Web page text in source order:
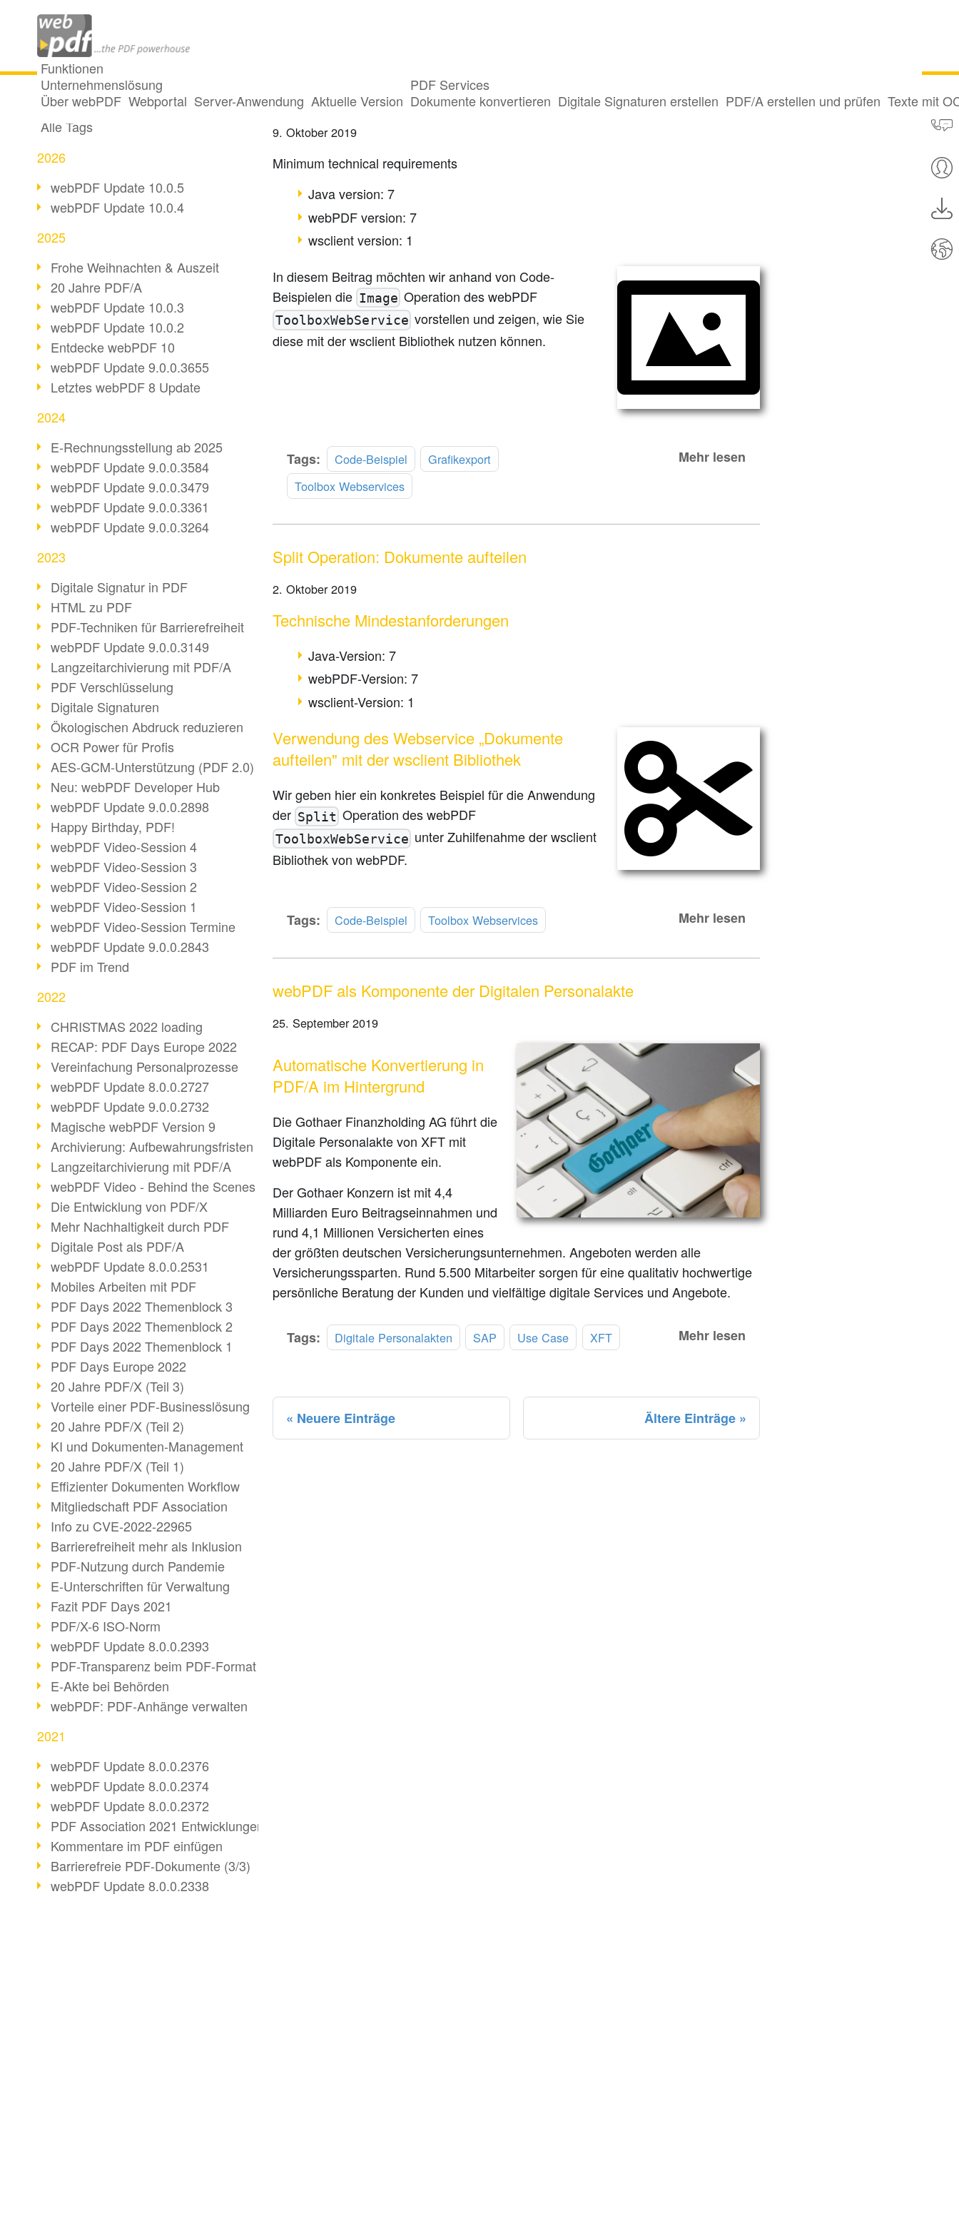
Funktionen
Unternehmenslösung
Über webPDF Webportal Server-Anwendung Aktuelle Version
PDF Services
Dokumente konvertieren Digitale Signaturen erstellen PDF/A erstellen und prüfen Texte mit
Alle Beiträge
Alle Tags
2026
webPDF Update 10.0.5
webPDF Update 10.0.4
2025
Frohe Weihnachten & Auszeit
20 Jahre PDF/A
webPDF Update 10.0.3
webPDF Update 10.0.2
Entdecke webPDF 10
webPDF Update 9.0.0.3655
Letztes webPDF 8 Update
2024
E-Rechnungsstellung ab 2025
webPDF Update 9.0.0.3584
webPDF Update 9.0.0.3479
webPDF Update 9.0.0.3361
webPDF Update 9.0.0.3264
2023
Digitale Signatur in PDF
HTML zu PDF
PDF-Techniken für Barrierefreiheit
webPDF Update 9.0.0.3149
Langzeitarchivierung mit PDF/A
PDF Verschlüsselung
Digitale Signaturen
Ökologischen Abdruck reduzieren
OCR Power für Profis
AES-GCM-Unterstützung (PDF 2.0)
Neu: webPDF Developer Hub
webPDF Update 9.0.0.2898
Happy Birthday, PDF!
webPDF Video-Session 4
webPDF Video-Session 3
webPDF Video-Session 2
webPDF Video-Session 1
webPDF Video-Session Termine
webPDF Update 9.0.0.2843
PDF im Trend
2022
CHRISTMAS 2022 loading
RECAP: PDF Days Europe 2022
Vereinfachung Personalprozesse
webPDF Update 8.0.0.2727
webPDF Update 9.0.0.2732
Magische webPDF Version 9
Archivierung: Aufbewahrungsfristen
Langzeitarchivierung mit PDF/A
webPDF Video - Behind the Scenes
Die Entwicklung von PDF/X
Mehr Nachhaltigkeit durch PDF
Digitale Post als PDF/A
webPDF Update 8.0.0.2531
Mobiles Arbeiten mit PDF
PDF Days 2022 Themenblock 3
PDF Days 2022 Themenblock 2
PDF Days 2022 Themenblock 1
PDF Days Europe 2022
20 Jahre PDF/X (Teil 3)
Vorteile einer PDF-Businesslösung
20 Jahre PDF/X (Teil 2)
KI und Dokumenten-Management
20 Jahre PDF/X (Teil 1)
Effizienter Dokumenten Workflow
Mitgliedschaft PDF Association
Info zu CVE-2022-22965
Barrierefreiheit mehr als Inklusion
PDF-Nutzung durch Pandemie
E-Unterschriften für Verwaltung
Fazit PDF Days 2021
PDF/X-6 ISO-Norm
webPDF Update 8.0.0.2393
PDF-Transparenz beim PDF-Format
E-Akte bei Behörden
webPDF: PDF-Anhänge verwalten
2021
webPDF Update 8.0.0.2376
webPDF Update 8.0.0.2374
webPDF Update 8.0.0.2372
PDF Association 2021 Entwicklungen
Kommentare im PDF einfügen
Barrierefreie PDF-Dokumente (3/3)
webPDF Update 8.0.0.2338
webPDF Toolbox Webservice Image: Grafikexport
9. Oktober 2019
Minimum technical requirements
Java version: 7
webPDF version: 7
wsclient version: 1
In diesem Beitrag möchten wir anhand von Code-
Beispielen die Image Operation des webPDF
ToolboxWebService vorstellen und zeigen, wie Sie
diese mit der wsclient Bibliothek nutzen können.
Tags: Code-Beispiel
Grafikexport
Toolbox Webservices
Mehr lesen
Split Operation: Dokumente aufteilen
2. Oktober 2019
Technische Mindestanforderungen
Java-Version: 7
webPDF-Version: 7
wsclient-Version: 1
Verwendung des Webservice „Dokumente
aufteilen" mit der wsclient Bibliothek
Wir geben hier ein konkretes Beispiel für die Anwendung
der Split Operation des webPDF
ToolboxWebService unter Zuhilfenahme der wsclient
Bibliothek von webPDF.
Tags: Code-Beispiel Toolbox Webservices Mehr lesen
webPDF als Komponente der Digitalen Personalakte
25. September 2019
Automatische Konvertierung in
PDF/A im Hintergrund
Die Gothaer Finanzholding AG führt die
Digitale Personalakte von XFT mit
webPDF als Komponente ein.
Der Gothaer Konzern ist mit 4,4
Milliarden Euro Beitragseinnahmen und
rund 4,1 Millionen Versicherten eines
der größten deutschen Versicherungsunternehmen. Angeboten werden alle
Versicherungssparten. Rund 5.500 Mitarbeiter sorgen für eine qualitativ hochwertige
persönliche Beratung der Kunden und vielfältige digitale Services und Angebote.
Tags: Digitale Personalakten SAP Use Case XFT Mehr lesen
Neuere Einträge Ältere Einträge